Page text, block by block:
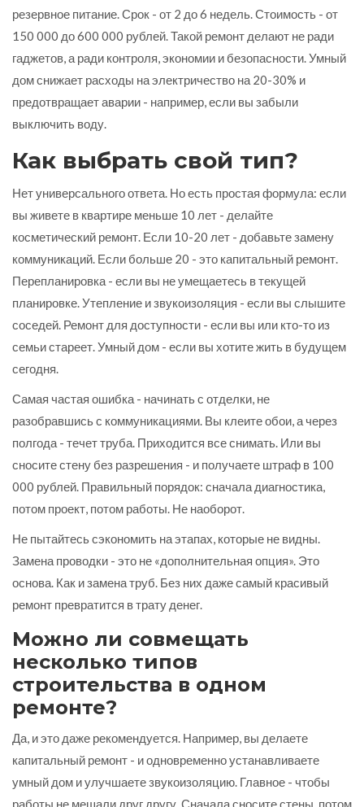
резервное питание. Срок - от 2 до 6 недель. Стоимость - от
150 000 до 600 000 рублей. Такой ремонт делают не ради
гаджетов, а ради контроля, экономии и безопасности. Умный
дом снижает расходы на электричество на 20-30% и
предотвращает аварии - например, если вы забыли
выключить воду.
Как выбрать свой тип?
Нет универсального ответа. Но есть простая формула: если
вы живете в квартире меньше 10 лет - делайте
косметический ремонт. Если 10-20 лет - добавьте замену
коммуникаций. Если больше 20 - это капитальный ремонт.
Перепланировка - если вы не умещаетесь в текущей
планировке. Утепление и звукоизоляция - если вы слышите
соседей. Ремонт для доступности - если вы или кто-то из
семьи стареет. Умный дом - если вы хотите жить в будущем
сегодня.
Самая частая ошибка - начинать с отделки, не
разобравшись с коммуникациями. Вы клеите обои, а через
полгода - течет труба. Приходится все снимать. Или вы
сносите стену без разрешения - и получаете штраф в 100
000 рублей. Правильный порядок: сначала диагностика,
потом проект, потом работы. Не наоборот.
Не пытайтесь сэкономить на этапах, которые не видны.
Замена проводки - это не «дополнительная опция». Это
основа. Как и замена труб. Без них даже самый красивый
ремонт превратится в трату денег.
Можно ли совмещать
несколько типов
строительства в одном
ремонте?
Да, и это даже рекомендуется. Например, вы делаете
капитальный ремонт - и одновременно устанавливаете
умный дом и улучшаете звукоизоляцию. Главное - чтобы
работы не мешали друг другу. Сначала сносите стены, потом